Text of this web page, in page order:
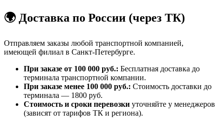
🌍 Доставка по России (через ТК)
Отправляем заказы любой транспортной компанией,
имеющей филиал в Санкт-Петербурге.
При заказе от 100 000 руб.: Бесплатная доставка до
терминала транспортной компании.
При заказе менее 100 000 руб.: Стоимость доставки до
терминала — 1800 руб.
Стоимость и сроки перевозки уточняйте у менеджеров
(зависят от тарифов ТК и региона).